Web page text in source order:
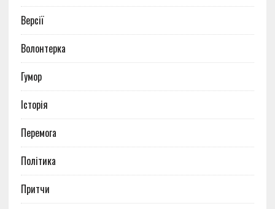
Версії
Волонтерка
Гумор
Історія
Перемога
Політика
Притчи